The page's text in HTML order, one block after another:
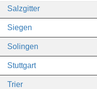
Salzgitter
Siegen
Solingen
Stuttgart
Trier